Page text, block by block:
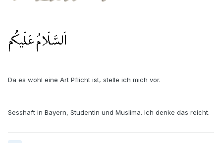
Da es wohl eine Art Pflicht ist, stelle ich mich vor.
Sesshaft in Bayern, Studentin und Muslima. Ich denke das reicht.